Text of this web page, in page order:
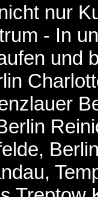
nur
- In
und